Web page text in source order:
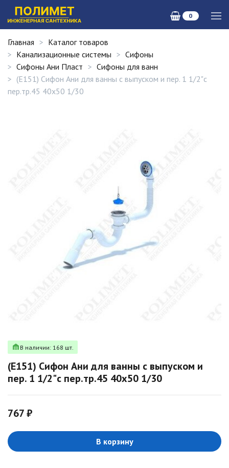
0
Главная
Каталог товаров
Канализационные системы
Сифоны
Сифоны Ани Пласт
Сифоны для ванн
(E151) Сифон Ани для ванны с выпуском и пер. 1 1/2"с
пер.тр.45 40х50 1/30
В наличии: 168 шт.
(E151) Сифон Ани для ванны с выпуском и
пер. 1 1/2"с пер.тр.45 40х50 1/30
767 ₽
В корзину